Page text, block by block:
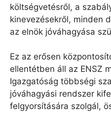
költségvetésről, a
kinevezésekről, minden
az elnök jóváhagyása
Ez az erősen
ellentétben áll az ENSZ
Igazgatóság többségi
jóváhagyási rendszer
felgyorsítására szolgál,